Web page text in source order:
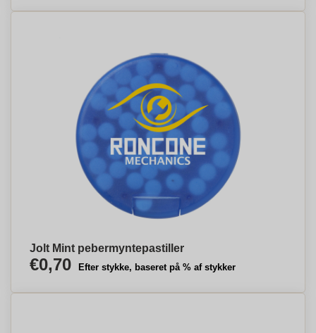
Jolt Mint pebermyntepastiller
€0,70 Efter stykke, baseret på % af stykker